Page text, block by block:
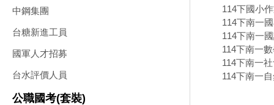
中鋼集團
台糖新進工員
國軍人才招募
台水評價人員
公職國考(套裝)
114下國小
114下南一
114下南一
114下南一
114下南一
114下南一